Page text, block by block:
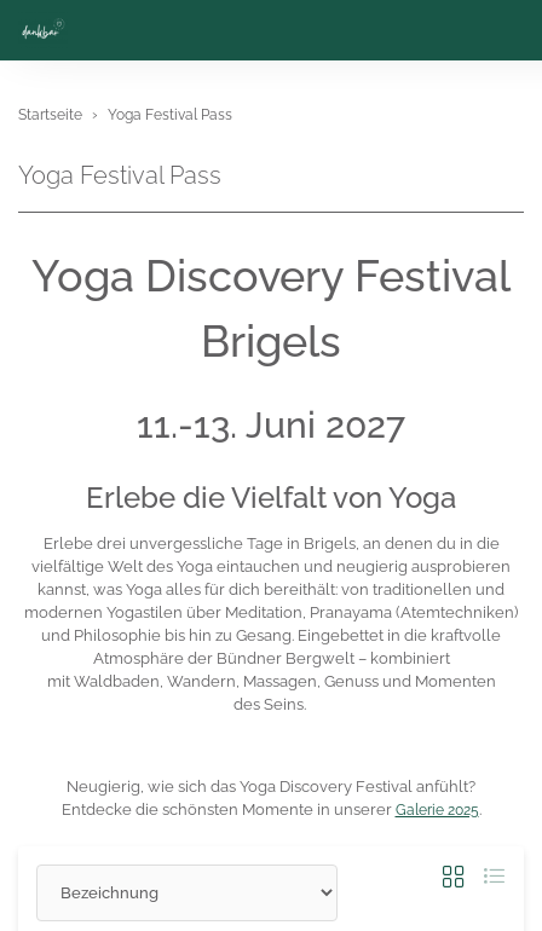
Startseite Yoga Festival Pass
Yoga Festival Pass
Yoga Discovery Festival
Brigels
11.-13. Juni 2027
Erlebe die Vielfalt von Yoga
Erlebe drei unvergessliche Tage in Brigels, an denen du in die
vielfältige Welt des Yoga eintauchen und neugierig ausprobieren
kannst, was Yoga alles für dich bereithält: von traditionellen und
modernen Yogastilen über Meditation, Pranayama (Atemtechniken)
und Philosophie bis hin zu Gesang. Eingebettet in die kraftvolle
Atmosphäre der Bündner Bergwelt – kombiniert
mit Waldbaden, Wandern, Massagen, Genuss und Momenten
des Seins.
Neugierig, wie sich das Yoga Discovery Festival anfühlt?
Entdecke die schönsten Momente in unserer Galerie 2025.